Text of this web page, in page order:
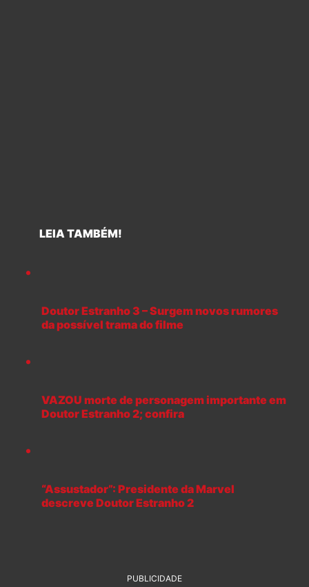
LEIA TAMBÉM!
Doutor Estranho 3 – Surgem novos rumores
da possível trama do filme
VAZOU morte de personagem importante em
Doutor Estranho 2; confira
“Assustador”: Presidente da Marvel
descreve Doutor Estranho 2
PUBLICIDADE